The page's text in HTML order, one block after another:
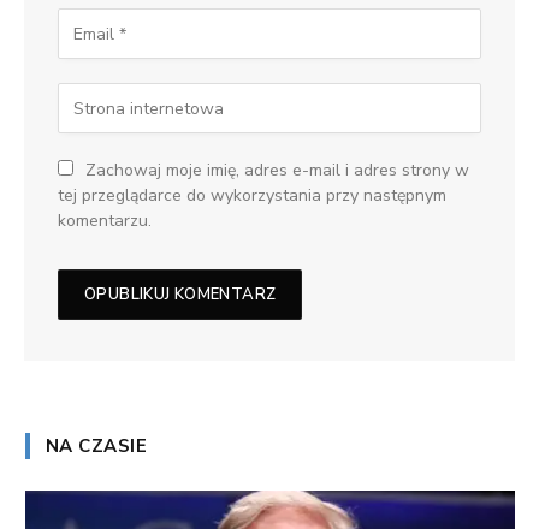
Zachowaj moje imię, adres e-mail i adres strony w
tej przeglądarce do wykorzystania przy następnym
komentarzu.
NA CZASIE